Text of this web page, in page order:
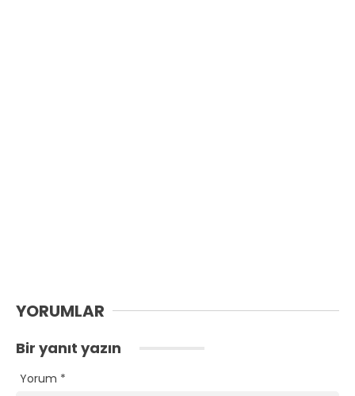
YORUMLAR
Bir yanıt yazın
Yorum *